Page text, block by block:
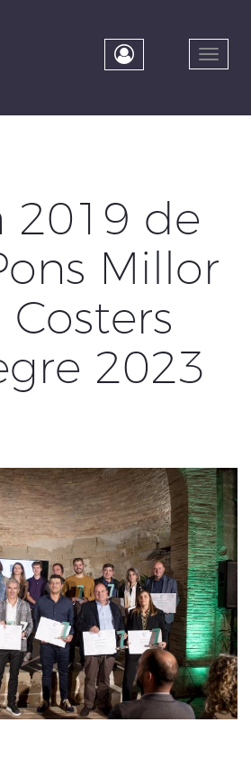
Toggle
2019 de
Millor
2023